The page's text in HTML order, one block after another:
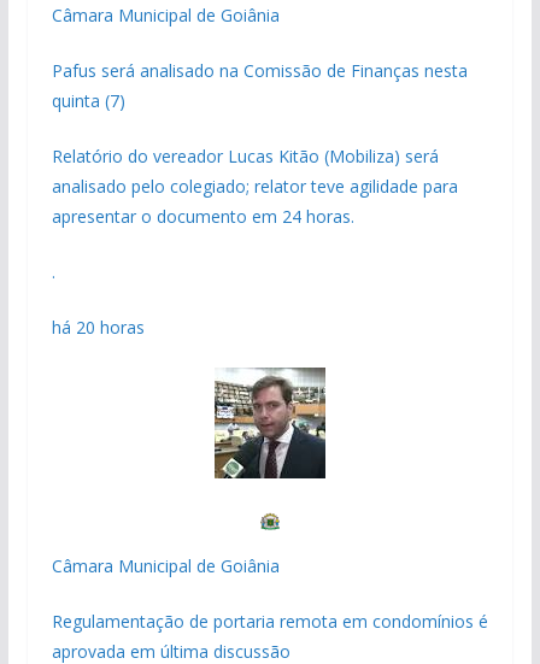
Câmara Municipal de Goiânia
Pafus será analisado na Comissão de Finanças nesta
quinta (7)
Relatório do vereador Lucas Kitão (Mobiliza) será
analisado pelo colegiado; relator teve agilidade para
apresentar o documento em 24 horas.
.
há 20 horas
Câmara Municipal de Goiânia
Regulamentação de portaria remota em condomínios é
aprovada em última discussão